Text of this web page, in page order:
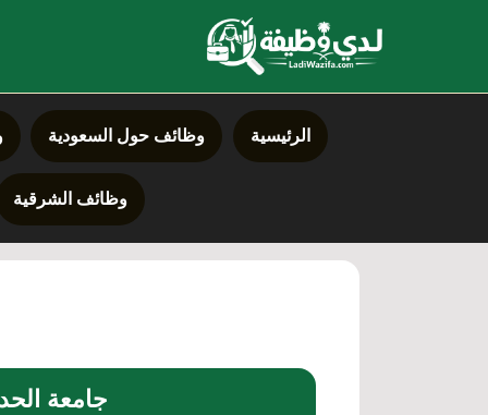
الرئيسية وظائف حول السعودية
وظائف الشرقية
جامعة